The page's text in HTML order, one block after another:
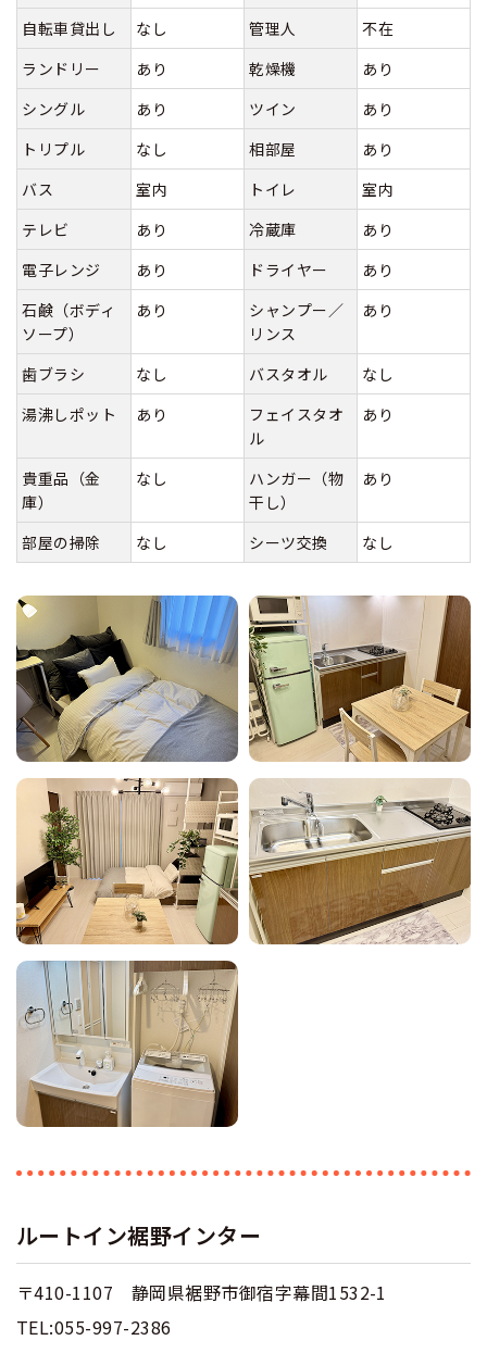
自転車貸出し なし 管理人
不在
ランドリー
あり 乾燥機
あり
シングル
あり ツイン
あり
トリプル
なし 相部屋
あり
バス
室内 トイレ
室内
テレビ
あり 冷蔵庫
あり
電子レンジ
あり ドライヤー
あり
石鹸（ボディ
ソープ）
あり
シャンプー／
リンス
あり
歯ブラシ なし バスタオル
なし
湯沸しポット
あり
フェイスタオ
ル
あり
貴重品（金
庫）
なし
ハンガー（物
干し）
あり
部屋の掃除 なし シーツ交換 なし
ルートイン裾野インター
〒410-1107 静岡県裾野市御宿字幕間1532-1
TEL:055-997-2386